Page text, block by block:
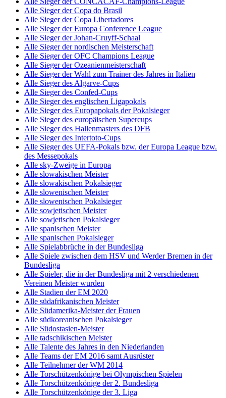
Alle Sieger der Copa do Brasil
Alle Sieger der Copa Libertadores
Alle Sieger der Europa Conference League
Alle Sieger der Johan-Cruyff-Schaal
Alle Sieger der nordischen Meisterschaft
Alle Sieger der OFC Champions League
Alle Sieger der Ozeanienmeisterschaft
Alle Sieger der Wahl zum Trainer des Jahres in Italien
Alle Sieger des Algarve-Cups
Alle Sieger des Confed-Cups
Alle Sieger des englischen Ligapokals
Alle Sieger des Europapokals der Pokalsieger
Alle Sieger des europäischen Supercups
Alle Sieger des Hallenmasters des DFB
Alle Sieger des Intertoto-Cups
Alle Sieger des UEFA-Pokals bzw. der Europa League bzw.
des Messepokals
Alle sky-Zweige in Europa
Alle slowakischen Meister
Alle slowakischen Pokalsieger
Alle slowenischen Meister
Alle slowenischen Pokalsieger
Alle sowjetischen Meister
Alle sowjetischen Pokalsieger
Alle spanischen Meister
Alle spanischen Pokalsieger
Alle Spielabbrüche in der Bundesliga
Alle Spiele zwischen dem HSV und Werder Bremen in der
Bundesliga
Alle Spieler, die in der Bundesliga mit 2 verschiedenen
Vereinen Meister wurden
Alle Stadien der EM 2020
Alle südafrikanischen Meister
Alle Südamerika-Meister der Frauen
Alle südkoreanischen Pokalsieger
Alle Südostasien-Meister
Alle tadschikischen Meister
Alle Talente des Jahres in den Niederlanden
Alle Teams der EM 2016 samt Ausrüster
Alle Teilnehmer der WM 2014
Alle Torschützenkönige bei Olympischen Spielen
Alle Torschützenkönige der 2. Bundesliga
Alle Torschützenkönige der 3. Liga